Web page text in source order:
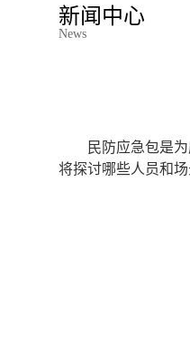
新闻中心
News
民防应急包是
将探讨哪些人员和